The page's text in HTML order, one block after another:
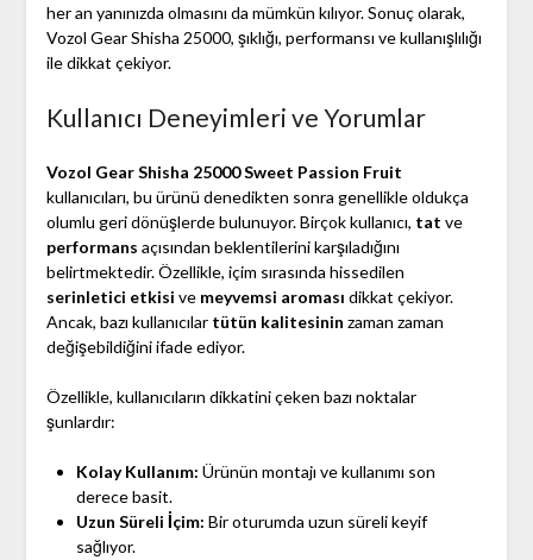
her an yanınızda olmasını da mümkün kılıyor. Sonuç olarak,
Vozol Gear Shisha 25000, şıklığı, performansı ve kullanışlılığı
ile dikkat çekiyor.
Kullanıcı Deneyimleri ve Yorumlar
Vozol Gear Shisha 25000 Sweet Passion Fruit
kullanıcıları, bu ürünü denedikten sonra genellikle oldukça
olumlu geri dönüşlerde bulunuyor. Birçok kullanıcı, tat ve
performans açısından beklentilerini karşıladığını
belirtmektedir. Özellikle, içim sırasında hissedilen
serinletici etkisi ve meyvemsi aroması dikkat çekiyor.
Ancak, bazı kullanıcılar tütün kalitesinin zaman zaman
değişebildiğini ifade ediyor.
Özellikle, kullanıcıların dikkatini çeken bazı noktalar
şunlardır:
Kolay Kullanım: Ürünün montajı ve kullanımı son
derece basit.
Uzun Süreli İçim: Bir oturumda uzun süreli keyif
sağlıyor.